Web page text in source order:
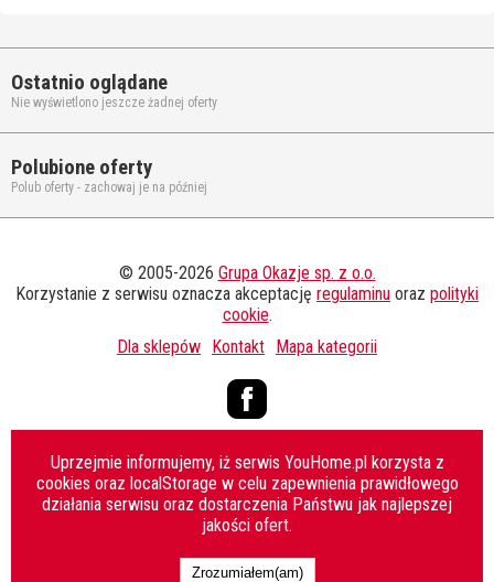
Ostatnio oglądane
Nie wyświetlono jeszcze żadnej oferty
Polubione oferty
Polub oferty - zachowaj je na później
© 2005-2026 Grupa Okazje sp. z o.o.
Korzystanie z serwisu oznacza akceptację regulaminu oraz polityki
cookie.
Dla sklepów Kontakt Mapa kategorii
Facebook
Uprzejmie informujemy, iż serwis YouHome.pl korzysta z
cookies oraz localStorage w celu zapewnienia prawidłowego
działania serwisu oraz dostarczenia Państwu jak najlepszej
jakości ofert.
Zrozumiałem(am)